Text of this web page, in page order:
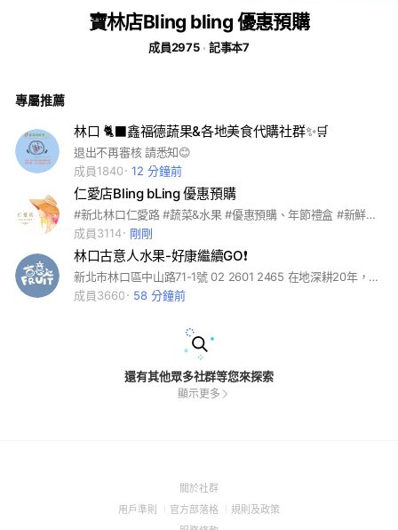
寶林店Bling bling 優惠預購
成員2975 記事本7
專屬推薦
林口 🐈‍⬛鑫福德蔬果&各地美食代購社群✨🛒
退出不再審核 請悉知😊
成員1840
12 分鐘前
仁愛店Bling bLing 優惠預購
#新北林口仁愛路 #蔬菜&水果 #優惠預購、年節禮盒 #新鮮限定 #宅配服務
成員3114
剛剛
林口古意人水果-好康繼續GO❗️
新北市林口區中山路71-1號 02 2601 2465 在地深耕20年，我們始終秉持誠懇實在、價格公道的精神，為鄰里提供最新鮮、最實惠的水果。 如今，我們不僅是一家傳統水果店，更邁向現代化，透過 LINE 社群分享最新水果資訊，讓大家第一時間掌握優惠好康！ #古意人 #古意人水果 #台灣水果 #台產水果 #進口水果 #水果＆蔬菜 #團購 #預購 #年節禮盒 #水果禮盒 #精緻禮盒 #水果禮籃 #新鮮限定 #蔬菜批發 #水果批發 #零售批發 #美食 #美食推薦 #鮮果購物
成員3660
58 分鐘前
還有其他眾多社群等您來探索
顯示更多
關於社群(Open
用戶準則
(Open
官方部落格
(Open
規則及政策(Open